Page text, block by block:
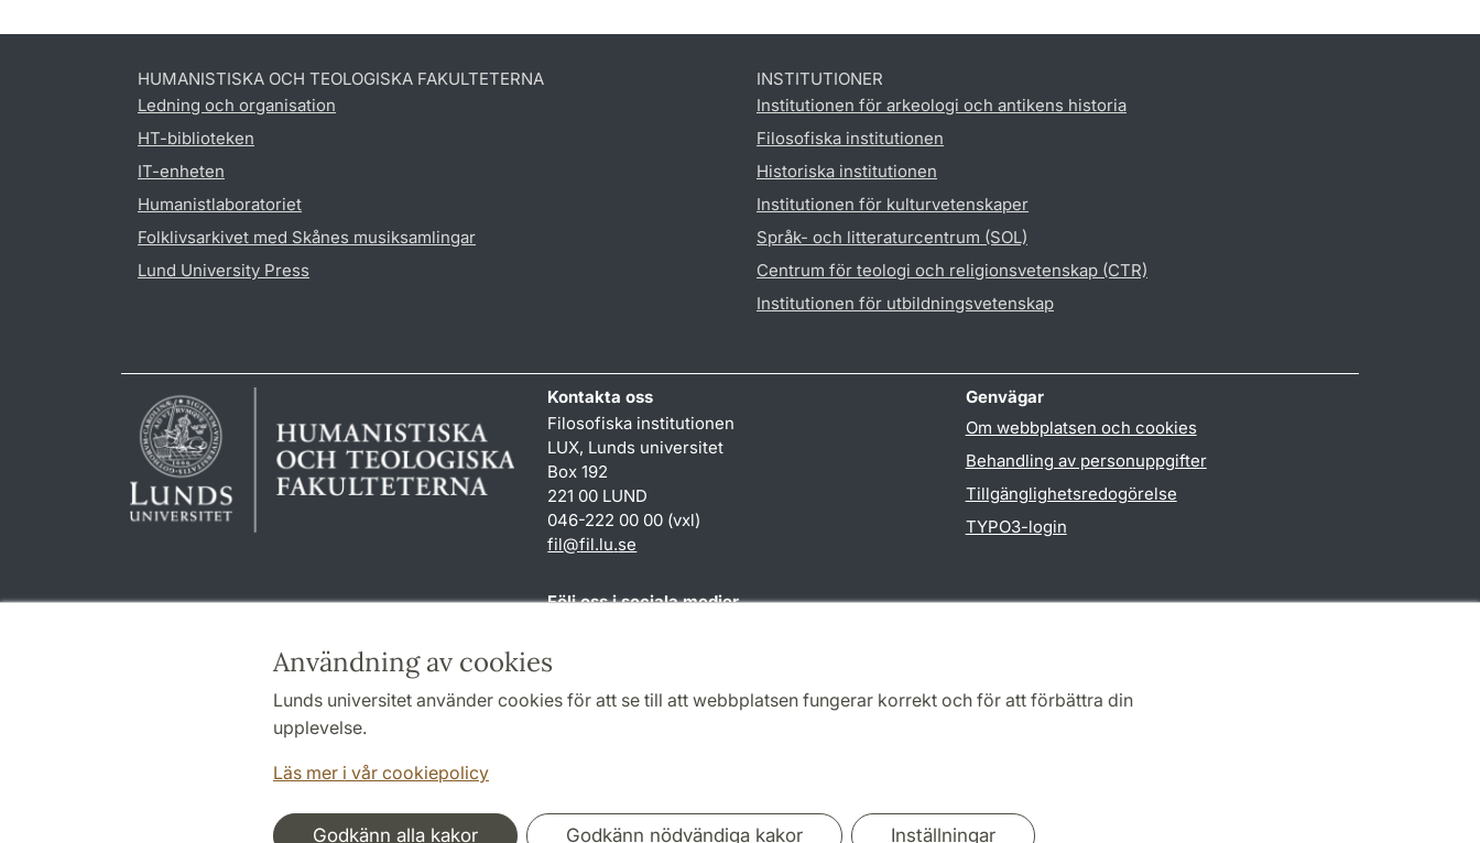
Användning av cookies
Lunds universitet använder cookies för att se till att webbplatsen fungerar korrekt och för att förbättra din
upplevelse.
Läs mer i vår cookiepolicy
Godkänn alla kakor Godkänn nödvändiga kakor Inställningar
HUMANISTISKA OCH TEOLOGISKA FAKULTETERNA
Ledning och organisation
HT-biblioteken
IT-enheten
Humanistlaboratoriet
Folklivsarkivet med Skånes musiksamlingar
Lund University Press
INSTITUTIONER
Institutionen för arkeologi och antikens historia
Filosofiska institutionen
Historiska institutionen
Institutionen för kulturvetenskaper
Språk- och litteraturcentrum (SOL)
Centrum för teologi och religionsvetenskap (CTR)
Institutionen för utbildningsvetenskap
Kontakta oss
Filosofiska institutionen
LUX, Lunds universitet
Box 192
221 00 LUND
046-222 00 00 (vxl)
fil@fil.lu.se
Genvägar
Om webbplatsen och cookies
Behandling av personuppgifter
Tillgänglighetsredogörelse
TYPO3-login
Följ oss i sociala medier